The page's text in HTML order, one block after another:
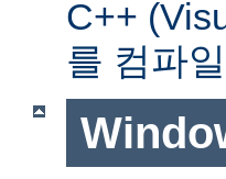
C++
를 컴파